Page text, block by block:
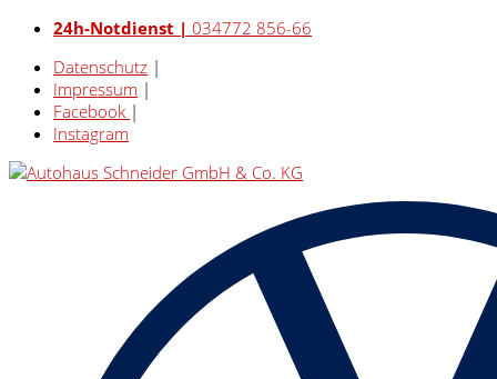
24h-Notdienst | 034772 856-66
Datenschutz |
Impressum |
Facebook |
Instagram